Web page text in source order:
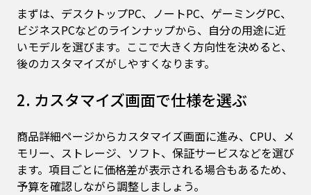
まずは、デスクトップPC、ノートPC、ゲーミングPC、
ビジネスPCなどのラインナップから、自分の用途に近
いモデルを選びます。ここで大きく方向性を決めると、
後のカスタマイズがしやすくなります。
2. カスタマイズ画面で仕様を選ぶ
商品詳細ページからカスタマイズ画面に進み、CPU、メ
モリー、ストレージ、ソフト、保証サービスなどを選び
ます。項目ごとに価格差が表示される場合もあるため、
予算を確認しながら調整しましょう。